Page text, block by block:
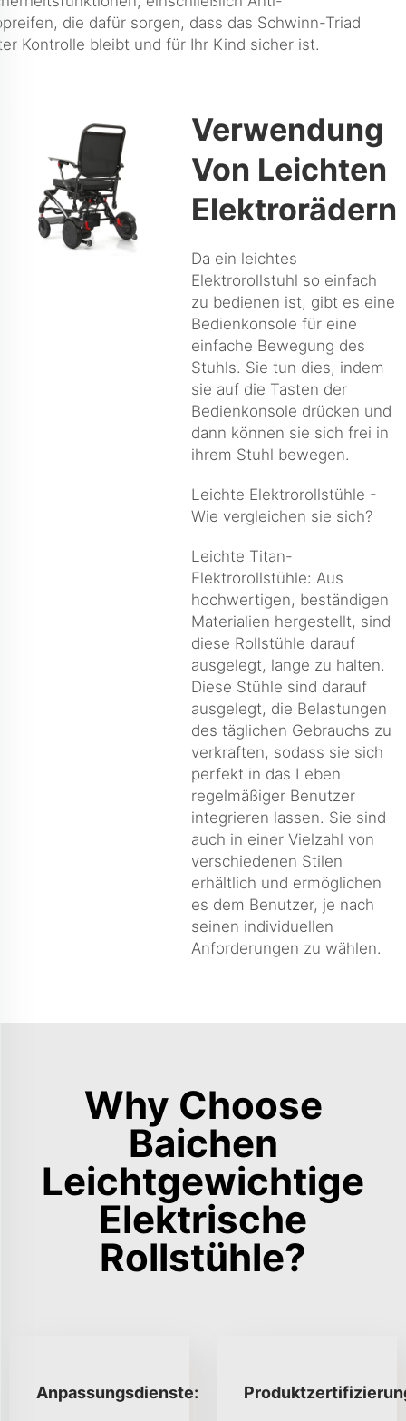
die dafür sorgen, dass das Schwinn-Triad
Kontrolle bleibt und für Ihr Kind sicher ist.
Verwendung
Von Leichten
Elektrorädern
Da ein leichtes
Elektrorollstuhl so einfach
zu bedienen ist, gibt es eine
Bedienkonsole für eine
einfache Bewegung des
Stuhls. Sie tun dies, indem
sie auf die Tasten der
Bedienkonsole drücken und
dann können sie sich frei in
ihrem Stuhl bewegen.
Leichte Elektrorollstühle -
Wie vergleichen sie sich?
Leichte Titan-
Elektrorollstühle: Aus
hochwertigen, beständigen
Materialien hergestellt, sind
diese Rollstühle darauf
ausgelegt, lange zu halten.
Diese Stühle sind darauf
ausgelegt, die Belastungen
des täglichen Gebrauchs zu
verkraften, sodass sie sich
perfekt in das Leben
regelmäßiger Benutzer
integrieren lassen. Sie sind
auch in einer Vielzahl von
verschiedenen Stilen
erhältlich und ermöglichen
es dem Benutzer, je nach
seinen individuellen
Anforderungen zu wählen.
Why Choose
Baichen
Leichtgewichtige
Elektrische
Rollstühle?
Anpassungsdienste: